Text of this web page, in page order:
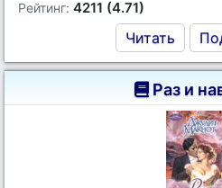
Рейтинг: 4211 (4.71)
Читать
Раз и